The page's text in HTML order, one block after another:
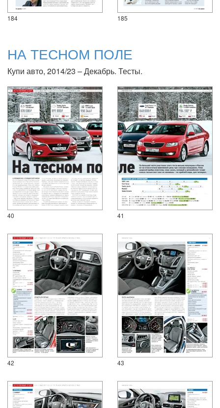
184 185
НА ТЕСНОМ ПОЛЕ
Купи авто, 2014/23 – Декабрь. Тесты.
40 41
42 43